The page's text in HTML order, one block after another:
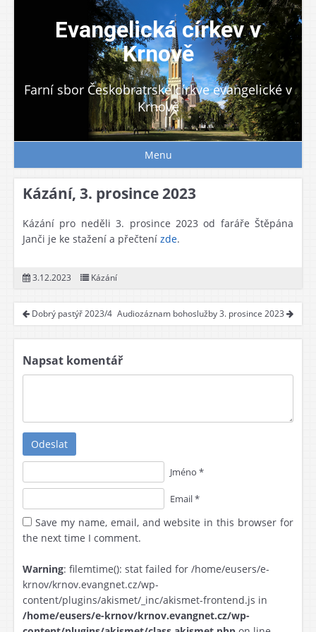
Evangelická církev v
Krnově
Farní sbor Českobratrské církve evangelické v
Krnově
Menu
Kázání, 3. prosince 2023
Kázání pro neděli 3. prosince 2023 od faráře Štěpána
Janči je ke stažení a přečtení zde.
3.12.2023 Kázání
Dobrý pastýř 2023/4 Audiozáznam bohoslužby 3. prosince 2023
Napsat komentář
Odeslat
Jméno *
Email *
Save my name, email, and website in this browser for
the next time I comment.
Warning: filemtime(): stat failed for /home/eusers/e-
krnov/krnov.evangnet.cz/wp-
content/plugins/akismet/_inc/akismet-frontend.js in
/home/eusers/e-krnov/krnov.evangnet.cz/wp-